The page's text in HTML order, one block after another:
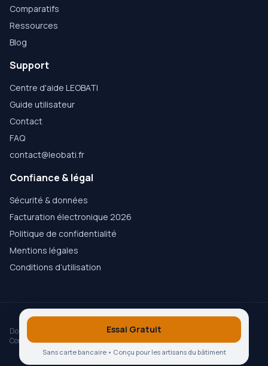
Essai Gratuit
Sans carte bancaire • Conçu pour les artisans du bâtiment
Comparatifs
Ressources
Blog
Support
Centre d'aide LEOBATI
Guide utilisateur
Contact
FAQ
contact@leobati.fr
Confiance & légal
Sécurité & données
Facturation électronique 2026
Politique de confidentialité
Mentions légales
Conditions d’utilisation
Données hébergées en EuropeConforme RGPD
Conçu avec amour à Bordeaux, France ♥︎